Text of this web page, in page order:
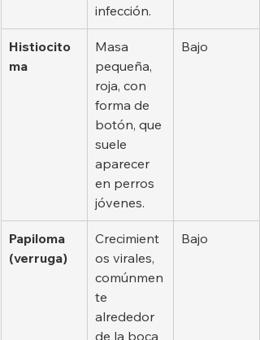
infección.
Histiocito
ma
Masa
pequeña,
roja, con
forma de
botón, que
suele
aparecer
en perros
jóvenes.
Bajo
Papiloma
(verruga)
Crecimient
os virales,
comúnmen
te
alrededor
de la boca
Bajo